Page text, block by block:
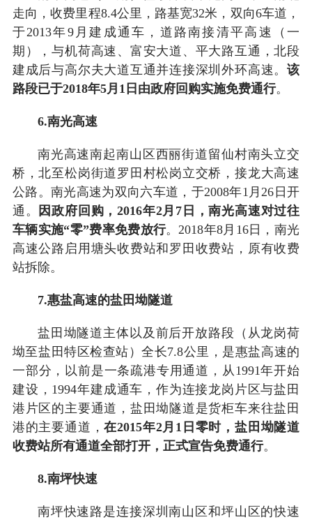
走向，收费里程8.4公里，路基宽32米，双向6车道，
于2013年9月建成通车，道路南接清平高速（一
期），与机荷高速、富安大道、平大路互通，北段
建成后与高尔夫大道互通并连接深圳外环高速。该
路段已于2018年5月1日由政府回购实施免费通行。
6.南光高速
南光高速南起南山区西丽街道留仙村南头立交
桥，北至松岗街道罗田村松岗立交桥，接龙大高速
公路。南光高速为双向六车道，于2008年1月26日开
通。
因政府回购，2016年2月7日，南光高速对过往
车辆实施“零”费率免费放行。2018年8月16日，南光
高速公路启用塘头收费站和罗田收费站，原有收费
站拆除。
7.惠盐高速的盐田坳隧道
盐田坳隧道主体以及前后开放路段（从龙岗荷
坳至盐田特区检查站）全长7.8公里，是惠盐高速的
一部分，以前是一条疏港专用通道，从1991年开始
建设，1994年建成通车，作为连接龙岗片区与盐田
港片区的主要通道，盐田坳隧道是货柜车来往盐田
港的主要通道，在2015年2月1日零时，盐田坳隧道
收费站所有通道全部打开，正式宣告免费通行。
8.南坪快速
南坪快速路是连接深圳南山区和坪山区的快速